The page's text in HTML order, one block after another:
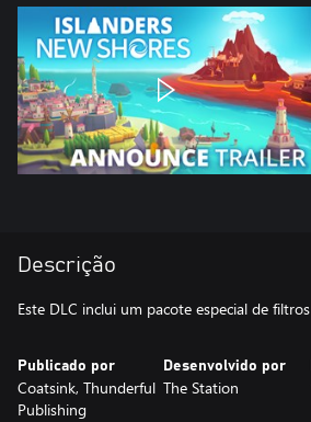
Descrição
Este DLC inclui um pacote especial de
Publicado por
Coatsink, Thunderful
Publishing
Desenvolvido por
The Station